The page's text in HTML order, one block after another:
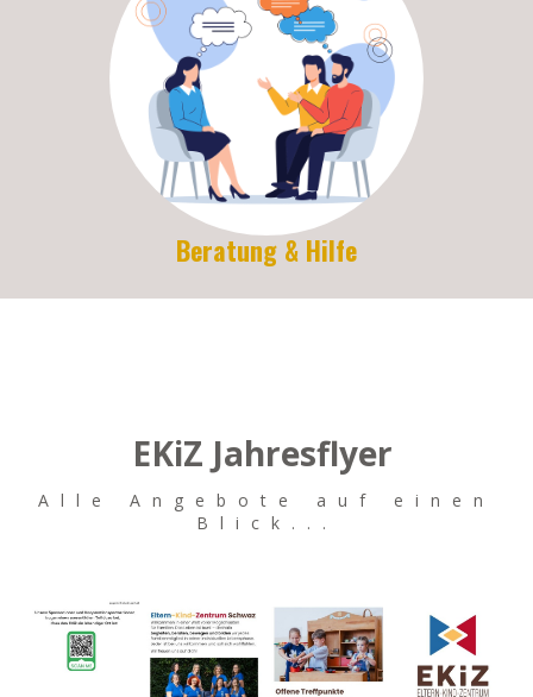
Beratung & Hilfe
EKiZ Jahresflyer
Alle Angebote auf einen
Blick...